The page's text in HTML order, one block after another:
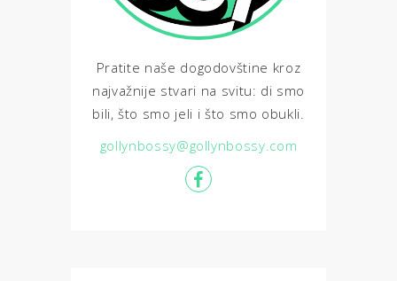
Pratite naše dogodovštine kroz
najvažnije stvari na svitu: di smo
bili, što smo jeli i što smo obukli.
gollynbossy@gollynbossy.com